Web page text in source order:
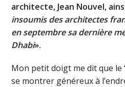
architecte, Jean Nouvel,
insoumis des architectes
en septembre sa dernière
Dhabi».
Mon petit doigt me dit que le
se montrer généreux à